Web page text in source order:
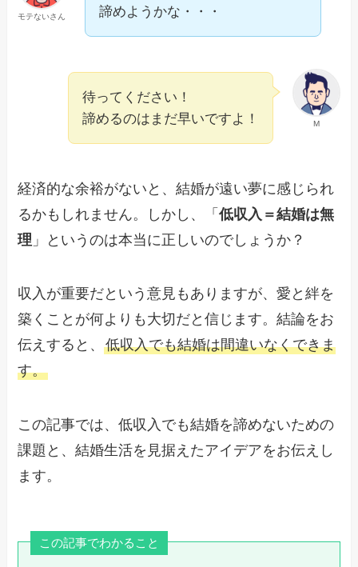
モテないさん
諦めようかな・・・
M
待ってください！
諦めるのはまだ早いですよ！
経済的な余裕がないと、結婚が遠い夢に感じられ
るかもしれません。しかし、「低収入＝結婚は無
理 」というのは本当に正しいのでしょうか？
収入が重要だという意見もありますが、愛と絆を
築くことが何よりも大切だと信じます。結論をお
伝えすると、低収入でも結婚は間違いなくできま
す。
この記事では、低収入でも結婚を諦めないための
課題と、結婚生活を見据えたアイデアをお伝えし
ます。
この記事でわかること